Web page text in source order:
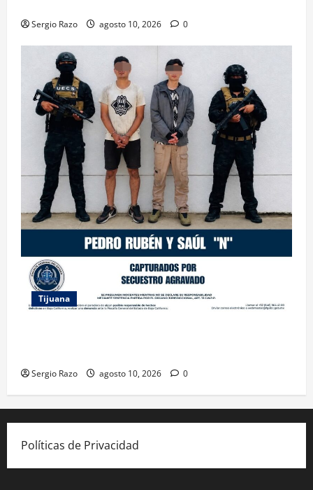
Sergio Razo agosto 10, 2026 0
Tijuana
Sergio Razo agosto 10, 2026 0
Políticas de Privacidad